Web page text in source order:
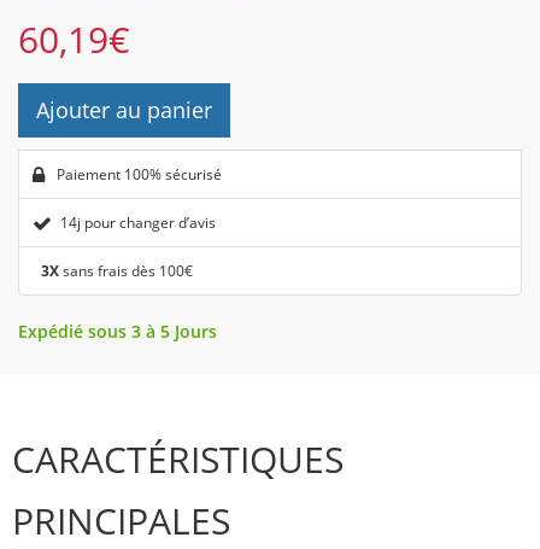
60,19€
Ajouter au panier
Paiement 100% sécurisé
14j pour changer d’avis
3Xsans frais dès 100€
Expédié sous 3 à 5 Jours
CARACTÉRISTIQUES
PRINCIPALES